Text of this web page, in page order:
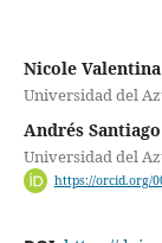
Nicole
Universidad del
Andrés
Universidad del
https://orcid.org/